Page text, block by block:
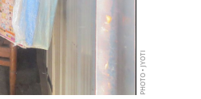
PHOTO • JYOTI